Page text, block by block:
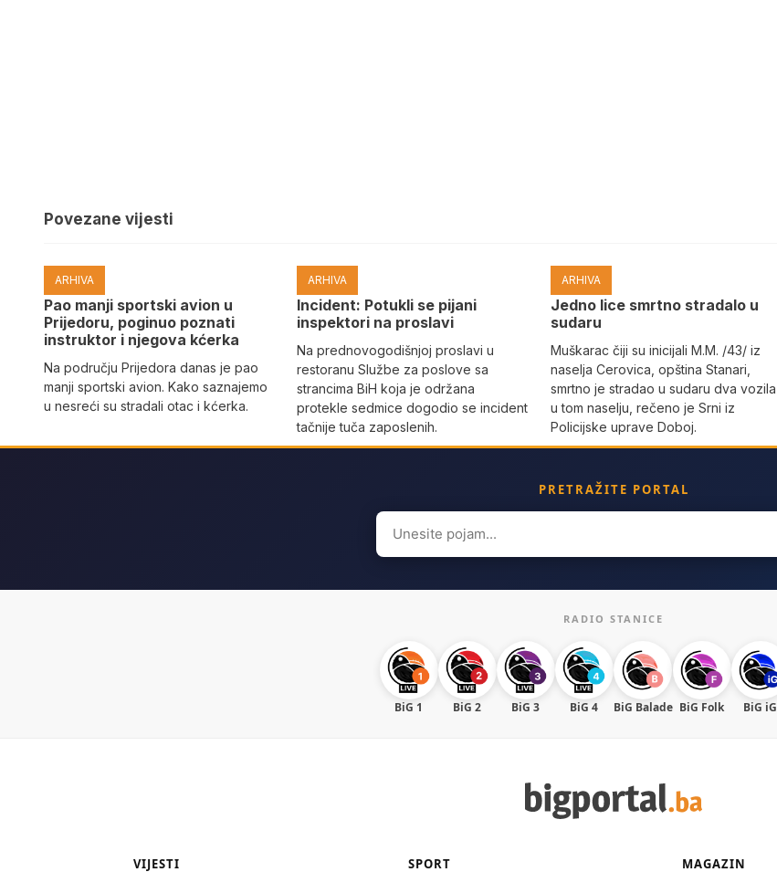
Povezane vijesti
ARHIVA
Pao manji sportski avion u
Prijedoru, poginuo poznati
instruktor i njegova kćerka
Na području Prijedora danas je pao
manji sportski avion. Kako saznajemo
u nesreći su stradali otac i kćerka.
ARHIVA
Incident: Potukli se pijani
inspektori na proslavi
Na prednovogodišnjoj proslavi u
restoranu Službe za poslove sa
strancima BiH koja je održana
protekle sedmice dogodio se incident
tačnije tuča zaposlenih.
ARHIVA
Јedno lice smrtno stradalo u
sudaru
Muškarac čiji su inicijali M.M. /43/ iz
naselja Cerovica, opština Stanari,
smrtno je stradao u sudaru dva vozila
u tom naselju, rečeno je Srni iz
Policijske uprave Doboj.
PRETRAŽITE PORTAL
Search
for:
RADIO STANICE
BiG 1 BiG 2 BiG 3 BiG 4 BiG Balade BiG Folk BiG iG
VIJESTI SPORT MAGAZIN